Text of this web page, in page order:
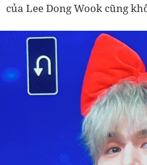
của Lee Dong Wook cũng